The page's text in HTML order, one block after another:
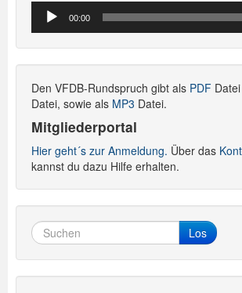
Audio-
Player
00:00
Den VFDB-Rundspruch gibt als PDF
Datei, sowie als MP3 Datei.
Mitgliederportal
Hier geht´s zur Anmeldung. Über das
kannst du dazu Hilfe erhalten.
Los